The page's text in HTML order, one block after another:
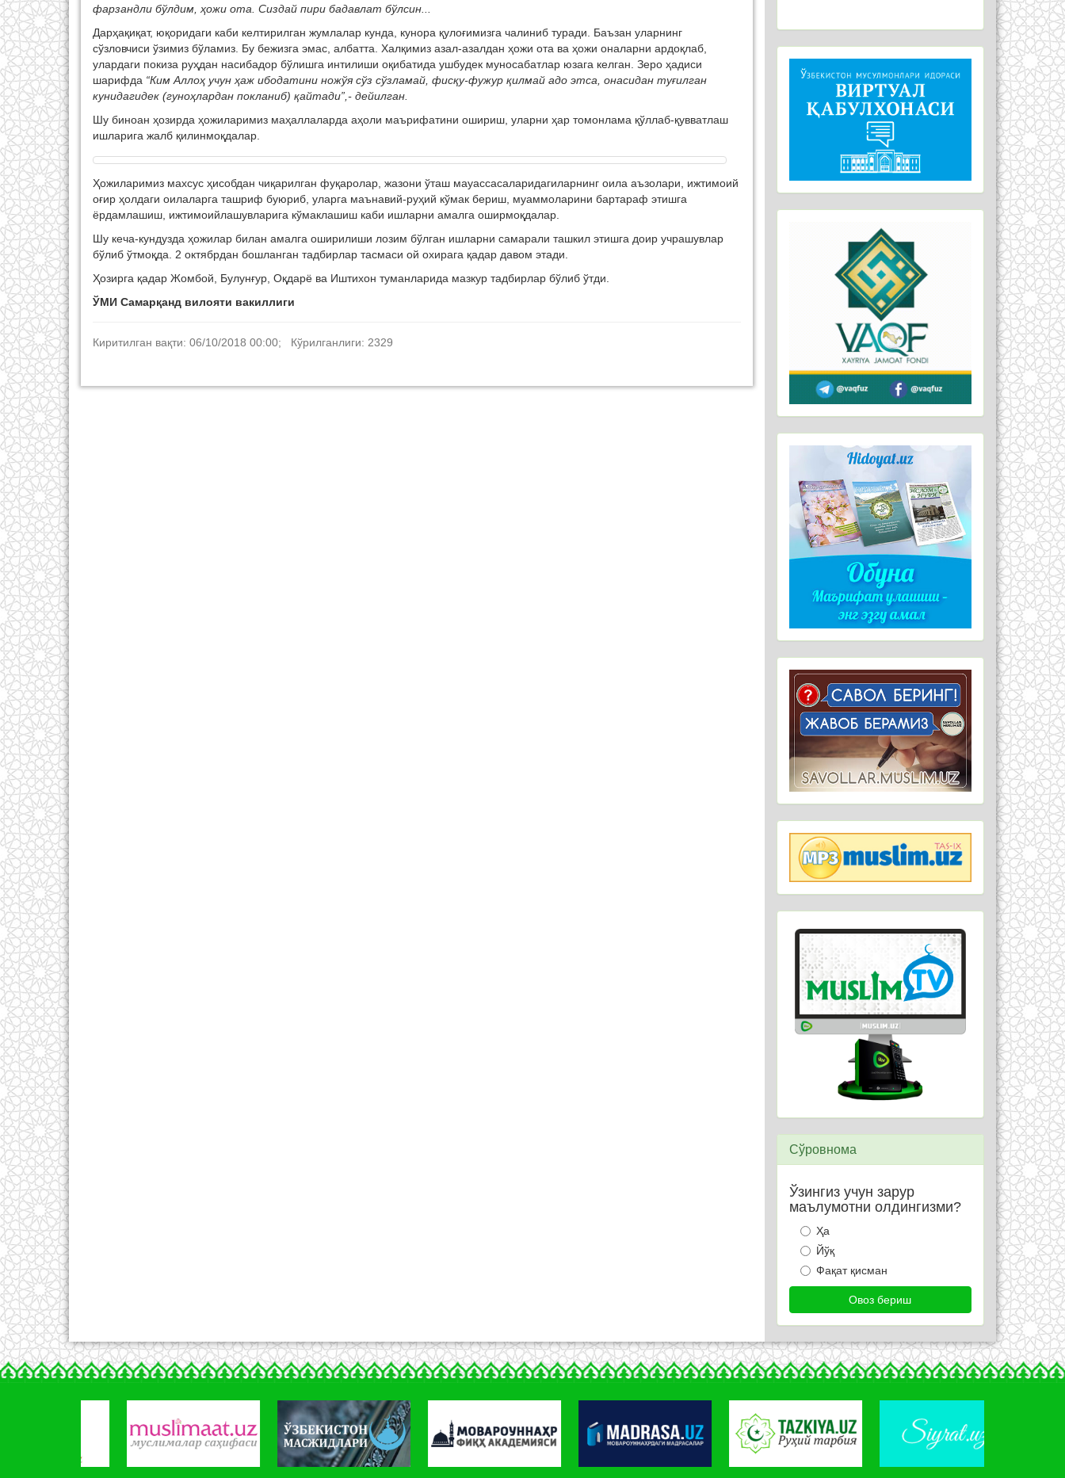
фарзандли бўлдим, ҳожи ота. Сиздай пири бадавлат бўлсин...
Дарҳақиқат, юқоридаги каби келтирилган жумлалар кунда, кунора қулоғимизга чалиниб туради. Баъзан уларнинг
сўзловчиси ўзимиз бўламиз. Бу бежизга эмас, албатта. Халқимиз азал-азалдан ҳожи ота ва ҳожи оналарни ардоқлаб,
улардаги покиза руҳдан насибадор бўлишга интилиши оқибатида ушбудек муносабатлар юзага келган. Зеро ҳадиси
шарифда “Ким Аллоҳ учун ҳаж ибодатини ножўя сўз сўзламай, фисқу-фужур қилмай адо этса, онасидан туғилган
кунидагидек (гуноҳлардан покланиб) қайтади”, - дейилган.
Шу биноан ҳозирда ҳожиларимиз маҳаллаларда аҳоли маърифатини ошириш, уларни ҳар томонлама қўллаб-қувватлаш
ишларига жалб қилинмоқдалар.
Ҳожиларимиз махсус ҳисобдан чиқарилган фуқаролар, жазони ўташ мауассасаларидагиларнинг оила аъзолари, ижтимоий
оғир ҳолдаги оилаларга ташриф буюриб, уларга маънавий-руҳий кўмак бериш, муаммоларини бартараф этишга
ёрдамлашиш, ижтимоийлашувларига кўмаклашиш каби ишларни амалга оширмоқдалар.
Шу кеча-кундузда ҳожилар билан амалга оширилиши лозим бўлган ишларни самарали ташкил этишга доир учрашувлар
бўлиб ўтмоқда. 2 октябрдан бошланган тадбирлар тасмаси ой охирага қадар давом этади.
Ҳозирга қадар Жомбой, Булунғур, Оқдарё ва Иштихон туманларида мазкур тадбирлар бўлиб ўтди.
ЎМИ Самарқанд вилояти вакиллиги
Киритилган вақти: 06/10/2018 00:00; Кўрилганлиги: 2329
Сўровнома
Ўзингиз учун зарур
маълумотни олдингизми?
Ҳа
Йўқ
Фақат қисман